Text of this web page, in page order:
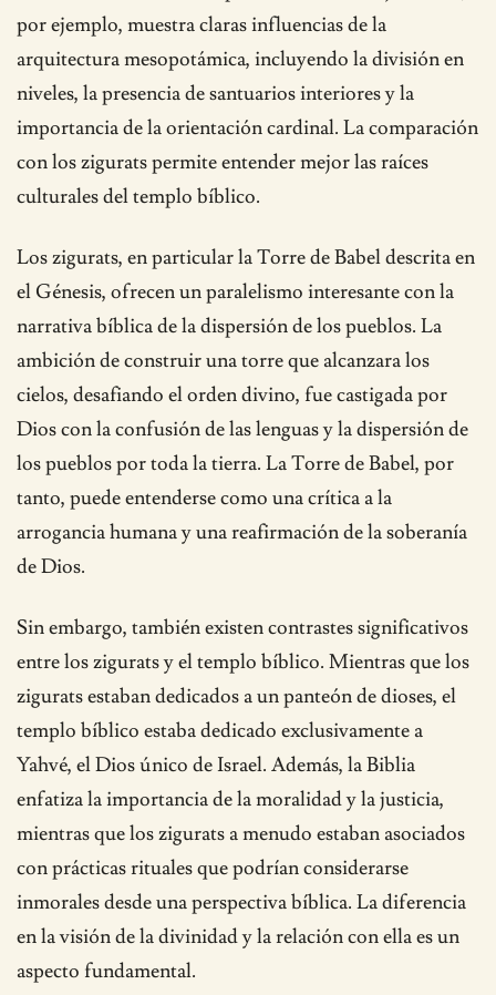
por ejemplo, muestra claras influencias de la
arquitectura mesopotámica, incluyendo la división en
niveles, la presencia de santuarios interiores y la
importancia de la orientación cardinal. La comparación
con los zigurats permite entender mejor las raíces
culturales del templo bíblico.
Los zigurats, en particular la Torre de Babel descrita en
el Génesis, ofrecen un paralelismo interesante con la
narrativa bíblica de la dispersión de los pueblos. La
ambición de construir una torre que alcanzara los
cielos, desafiando el orden divino, fue castigada por
Dios con la confusión de las lenguas y la dispersión de
los pueblos por toda la tierra. La Torre de Babel, por
tanto, puede entenderse como una crítica a la
arrogancia humana y una reafirmación de la soberanía
de Dios.
Sin embargo, también existen contrastes significativos
entre los zigurats y el templo bíblico. Mientras que los
zigurats estaban dedicados a un panteón de dioses, el
templo bíblico estaba dedicado exclusivamente a
Yahvé, el Dios único de Israel. Además, la Biblia
enfatiza la importancia de la moralidad y la justicia,
mientras que los zigurats a menudo estaban asociados
con prácticas rituales que podrían considerarse
inmorales desde una perspectiva bíblica. La diferencia
en la visión de la divinidad y la relación con ella es un
aspecto fundamental.